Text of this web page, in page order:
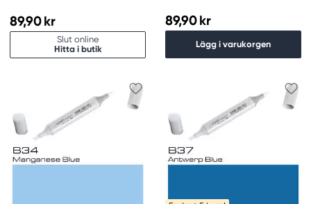
89,90 kr
Slut online
Hitta i butik
89,90 kr
Lägg i varukorgen